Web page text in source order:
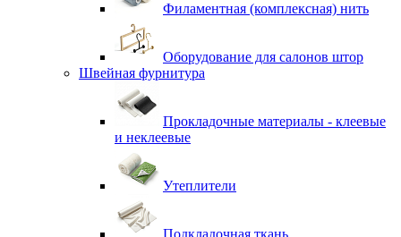
Филаментная (комплексная) нить
Оборудование для салонов штор
Швейная фурнитура
Прокладочные материалы - клеевые
и неклеевые
Утеплители
Подкладочная ткань